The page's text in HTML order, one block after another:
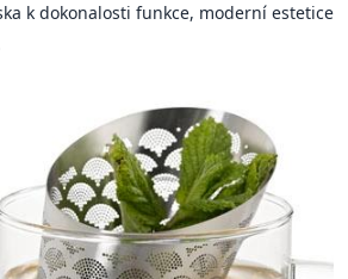
k dokonalosti funkce, moderní estetice